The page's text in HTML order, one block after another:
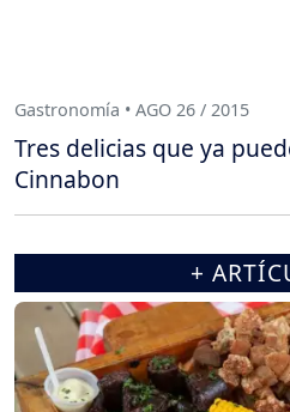
Gastronomía • AGO 26 / 2015
Tres delicias que ya
Cinnabon
+